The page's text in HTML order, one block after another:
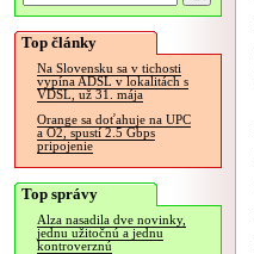
Top články
Na Slovensku sa v tichosti
vypína ADSL v lokalitách s
VDSL, už 31. mája
Orange sa doťahuje na UPC
a O2, spustí 2.5 Gbps
pripojenie
Top správy
Alza nasadila dve novinky,
jednu užitočnú a jednu
kontroverznú